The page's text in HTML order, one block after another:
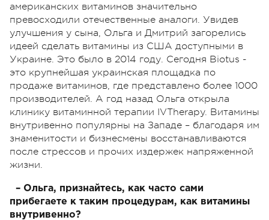
американских витаминов значительно
превосходили отечественные аналоги. Увидев
улучшения у сына, Ольга и Дмитрий загорелись
идеей сделать витамины из США доступными в
Украине. Это было в 2014 году. Сегодня Biotus -
это крупнейшая украинская площадка по
продаже витаминов, где представлено более 1000
производителей. А год назад Ольга открыла
клинику витаминной терапии IVTherapy. Витамины
внутривенно популярны на Западе – благодаря им
знаменитости и бизнесмены восстанавливаются
после стрессов и прочих издержек напряженной
жизни.
– Ольга, признайтесь, как часто сами
прибегаете к таким процедурам, как витамины
внутривенно?